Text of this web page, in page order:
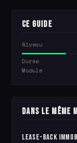
Ce guide
Niveau
Durée
Module
Dans le même
Lease-back